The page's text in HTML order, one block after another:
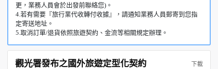
更，業務人員會於出發前聯絡您)。
4.若有需要『旅行業代收轉付收據』，請通知業務人員郵寄到您指
定寄送地址。
5.取消訂單/退貨依照旅遊契約、金流等相關規定辦理。
觀光署發布之國外旅遊定型化契約 下載